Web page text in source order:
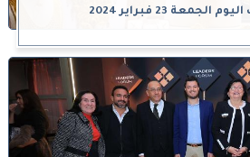
23 فبراير 2024